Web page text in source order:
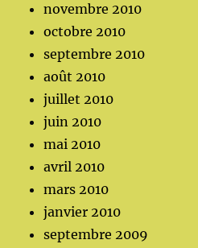
novembre 2010
octobre 2010
septembre 2010
août 2010
juillet 2010
juin 2010
mai 2010
avril 2010
mars 2010
janvier 2010
septembre 2009